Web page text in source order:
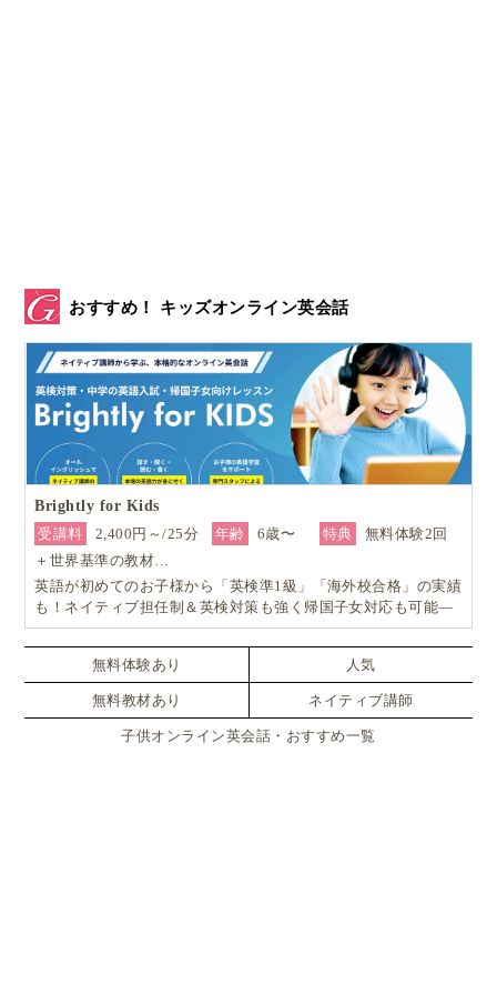
おすすめ！ キッズオンライン英会話
Brightly for Kids
受講料
2,400円～/25分 年齢 6歳〜 特典
無料体験2回
＋世界基準の教材…
英語が初めてのお子様から「英検準1級」「海外校合格」の実績
も！ネイティブ担任制＆英検対策も強く帰国子女対応も可能―
小学生からの4技能本格英会話『Brightly for Kids｜ブライトリ
ー』
無料体験あり
人気
無料教材あり ネイティブ講師
子供オンライン英会話・おすすめ一覧